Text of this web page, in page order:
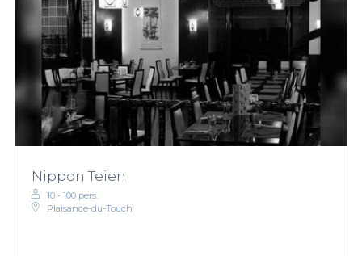
Nippon Teien
10 - 100 pers.
Plaisance-du-Touch